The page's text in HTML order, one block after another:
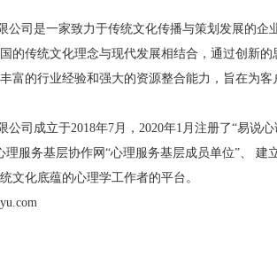
公司是一家致力于传统文化传播与策划发展的企
的传统文化理念与现代发展相结合，通过创新
富的行业经验和强大的资源整合能力，旨在为
公司成立于2018年7月，2020年1月注册了“易说心
理服务基层协作网“心理服务基层成员单位”、 建
文化底蕴的心理学工作者的平台。